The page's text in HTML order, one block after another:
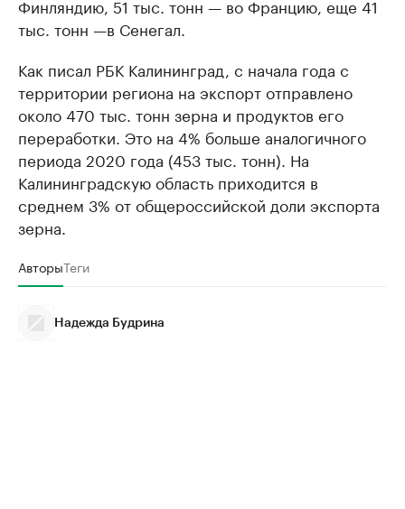
Финляндию, 51 тыс. тонн — во Францию, еще 41
тыс. тонн —в Сенегал.
Как писал РБК Калининград, с начала года с
территории региона на экспорт отправлено
около 470 тыс. тонн зерна и продуктов его
переработки. Это на 4% больше аналогичного
периода 2020 года (453 тыс. тонн). На
Калининградскую область приходится в
среднем 3% от общероссийской доли экспорта
зерна.
АвторыТеги
Надежда Будрина